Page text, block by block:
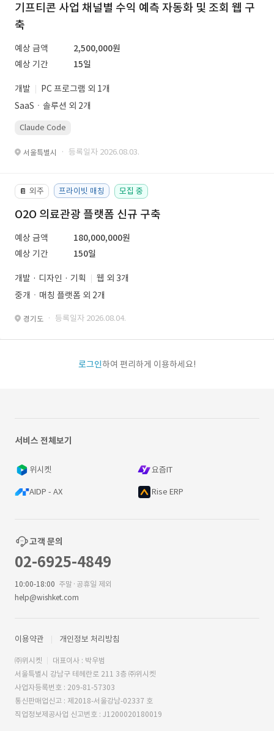
기프티콘 사업 채널별 수익 예측 자동화 및 조회 웹 구
축
예상 금액
2,500,000원
예상 기간
15일
개발
PC 프로그램 외 1개
SaaSㆍ솔루션 외 2개
Claude Code
서울특별시 · 등록일자 2026.08.03.
📔 외주 프라이빗 매칭 모집 중
O2O 의료관광 플랫폼 신규 구축
예상 금액
180,000,000원
예상 기간
150일
개발 · 디자인 · 기획
웹 외 3개
중개ㆍ매칭 플랫폼 외 2개
경기도 · 등록일자 2026.08.04.
로그인하여 편리하게 이용하세요!
서비스 전체보기
위시켓 요즘IT
AIDP - AX Rise ERP
고객 문의
02-6925-4849
10:00-18:00 주말·공휴일 제외
help@wishket.com
이용약관 개인정보 처리방침
㈜위시켓
대표이사 : 박우범
서울특별시 강남구 테헤란로 211 3층 ㈜위시켓
사업자등록번호 : 209-81-57303
통신판매업신고 : 제2018-서울강남-02337 호
직업정보제공사업 신고번호 : J1200020180019